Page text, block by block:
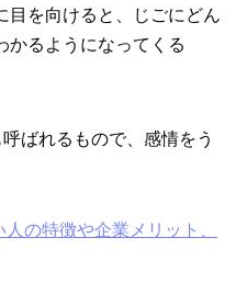
目を向けると、じごにどん
かるようになってくる
ばれるもので、感情をう
の特徴や企業メリット、